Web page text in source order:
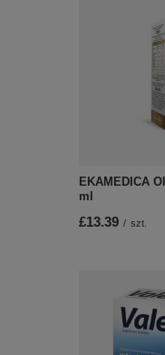
EKAMEDICA
ml
£13.39 / szt.